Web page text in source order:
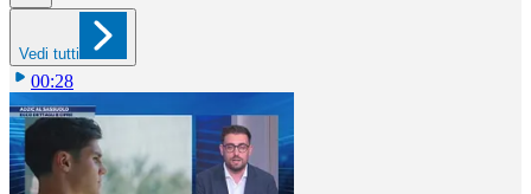
Vedi tutti
00:28